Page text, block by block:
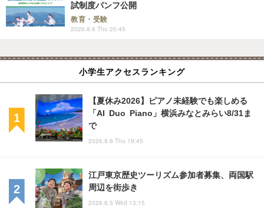
試制度パンフ公開
教育・受験
2026.8.6 Thu 20:45
小学生アクセスランキング
【夏休み2026】ピアノ未経験でも楽しめる
「AI Duo Piano」横浜みなとみらい8/31ま
で
2026.8.6 Thu 19:45
江戸東京歴史ツーリズム参加者募集、両国駅
周辺を街歩き
2026.8.5 Wed 13:15